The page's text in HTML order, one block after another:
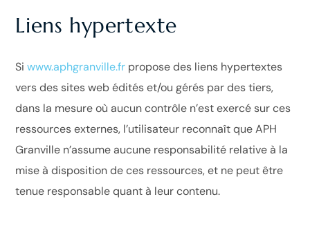
Liens hypertexte
Siwww.aphgranville.fr propose des liens hypertextes
vers des sites web édités et/ou gérés par des tiers,
dans la mesure où aucun contrôle n’est exercé sur ces
ressources externes, l’utilisateur reconnaît que APH
Granville n’assume aucune responsabilité relative à la
mise à disposition de ces ressources, et ne peut être
tenue responsable quant à leur contenu.